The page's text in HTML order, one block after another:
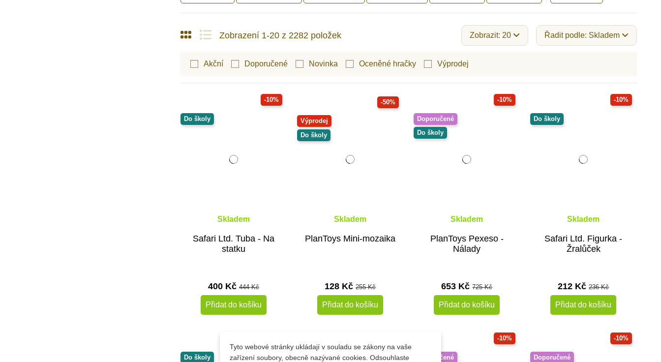
Zobrazení 1-20 z 2282 položek Zobrazit: 20 Řadit podle: Skladem
Akční Doporučené Novinka Oceněné hračky Výprodej
-10%
Do školy
Skladem
Safari Ltd. Tuba - Na
statku
400 Kč444 Kč
Přidat do košíku
-50%
Výprodej
Do školy
Skladem
PlanToys Mini-mozaika
128 Kč255 Kč
Přidat do košíku
-10%
Doporučené
Do školy
Skladem
PlanToys Pexeso -
Nálady
653 Kč725 Kč
Přidat do košíku
-10%
Do školy
Skladem
Safari Ltd. Figurka -
Žralůček
212 Kč236 Kč
Přidat do košíku
Do školy Do školy
-10%
Doporučené
-10%
Doporučené
Tyto webové stránky ukládají v souladu se zákony na vaše
zařízení soubory, obecně nazývané cookies. Odsouhlaste